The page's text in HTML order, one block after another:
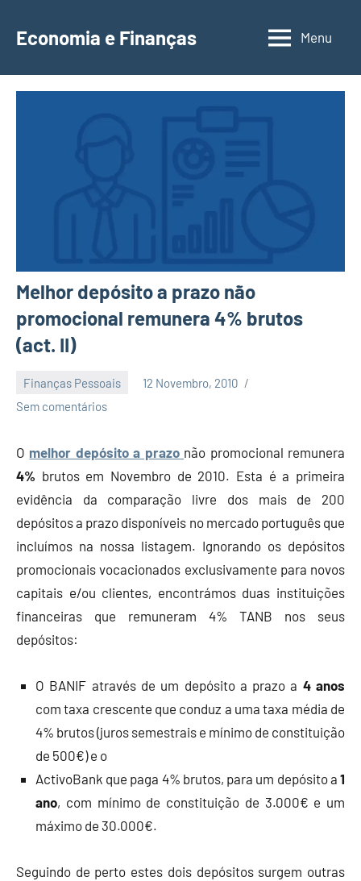
para
conteúdo
Economia e Finanças
Depósitos
Menu
Melhor depósito a prazo não
promocional remunera 4% brutos
(act. II)
Finanças Pessoais
12 Novembro, 2010
Economia
Finanças
Sem comentários
O melhor depósito a prazo não promocional remunera
4% brutos em Novembro de 2010. Esta é a primeira
evidência da comparação livre dos mais de 200
depósitos a prazo disponíveis no mercado português que
incluímos na nossa listagem. Ignorando os depósitos
promocionais vocacionados exclusivamente para novos
capitais e/ou clientes, encontrámos duas instituições
financeiras que remuneram 4% TANB nos seus
depósitos:
O BANIF através de um depósito a prazo a 4 anos
com taxa crescente que conduz a uma taxa média de
4% brutos (juros semestrais e mínimo de constituição
de 500€) e o
ActivoBank que paga 4% brutos, para um depósito a 1
ano, com mínimo de constituição de 3.000€ e um
máximo de 30.000€.
Seguindo de perto estes dois depósitos surgem outras